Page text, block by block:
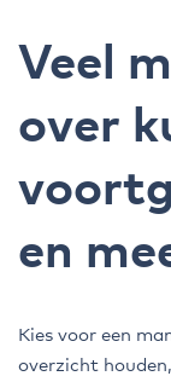
content
Veel
over
en
Kies voor een
overzicht